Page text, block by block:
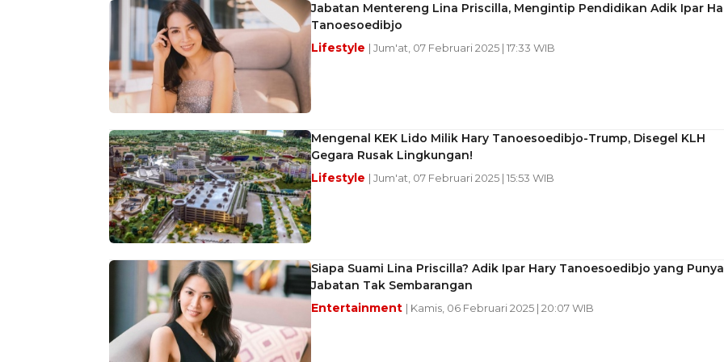
Jabatan Mentereng Lina Priscilla, Mengintip Pendidikan Adik Ipar
Tanoesoedibjo
Lifestyle | Jum'at, 07 Februari 2025 | 17:33 WIB
Mengenal KEK Lido Milik Hary Tanoesoedibjo-Trump, Disegel KLH
Gegara Rusak Lingkungan!
Lifestyle | Jum'at, 07 Februari 2025 | 15:53 WIB
Siapa Suami Lina Priscilla? Adik Ipar Hary Tanoesoedibjo yang Punya
Jabatan Tak Sembarangan
Entertainment | Kamis, 06 Februari 2025 | 20:07 WIB